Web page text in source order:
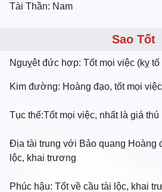
Tài Thần: Nam
Sao Tốt
Nguỵêt đức hợp: Tốt mọi việc (kỵ tố
Kim đường: Hoàng đạo, tốt mọi việc
Tục thế:Tốt mọi việc, nhất là giá thú
Địa tài trung với Bảo quang Hoàng
lộc, khai trương
Phúc hậu: Tốt về cầu tài lộc, khai